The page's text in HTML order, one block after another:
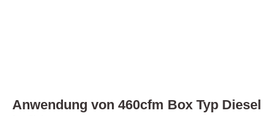
Anwendung von 460cfm Box Typ Diesel